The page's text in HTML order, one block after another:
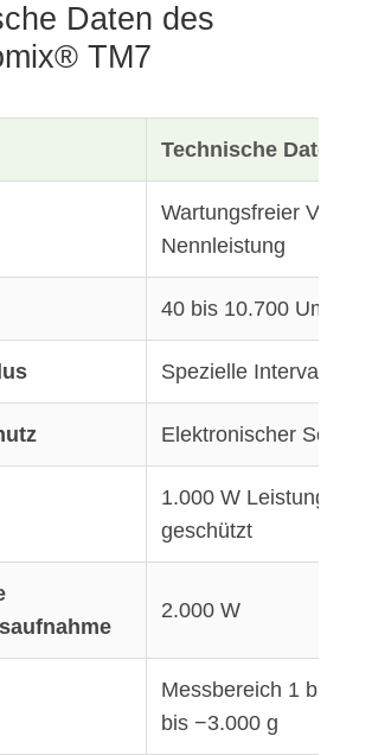
Daten des
TM7
Technische Daten
Wartungsfreier
Nennleistung
40 bis 10.700
Spezielle
Elektronischer
1.000 W
geschützt
2.000 W
Messbereich 1 bis
bis −3.000 g